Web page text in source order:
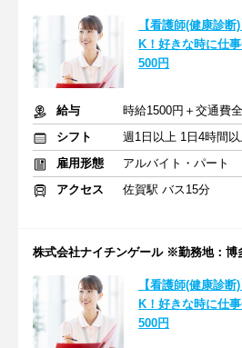
【看護師(健康診
K！好きな時に仕
500円
給与
時給1500円＋交通費
シフト
雇用形態
アルバイト・パート
アクセス
佐賀駅 バス15分
株式会社ナイチンゲール ※勤務地：博
【看護師(健康診
K！好きな時に仕
500円